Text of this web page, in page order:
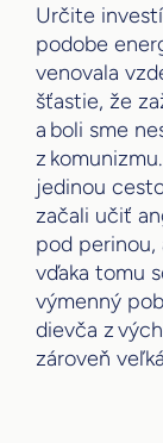
Určite
podobe
venovala
šťastie, že
a boli sme
z
jedinou
začali učiť
pod perinou,
vďaka tomu
výmenný
dievča z
zároveň